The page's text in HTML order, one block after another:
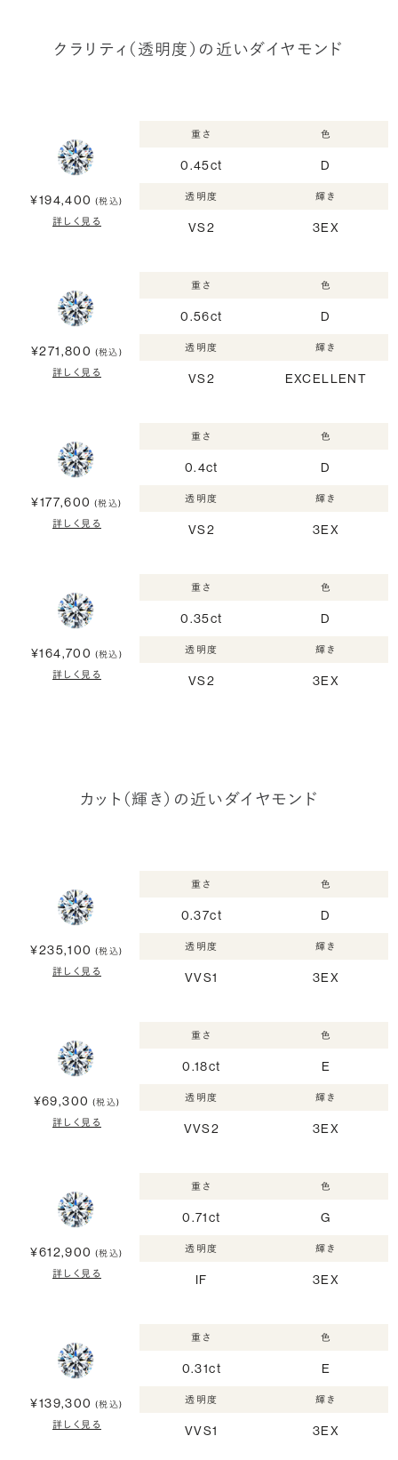
クラリティ（透明度）の近いダイヤモンド
¥194,400 (税込)
詳しく見る
重さ
0.45ct
色
D
透明度
VS2
輝き
3EX
¥271,800 (税込)
詳しく見る
重さ
0.56ct
色
D
透明度
VS2
輝き
EXCELLENT
¥177,600 (税込)
詳しく見る
重さ
0.4ct
色
D
透明度
VS2
輝き
3EX
¥164,700 (税込)
詳しく見る
重さ
0.35ct
色
D
透明度
VS2
輝き
3EX
カット（輝き）の近いダイヤモンド
¥235,100 (税込)
詳しく見る
重さ
0.37ct
色
D
透明度
VVS1
輝き
3EX
¥69,300 (税込)
詳しく見る
重さ
0.18ct
色
E
透明度
VVS2
輝き
3EX
¥612,900 (税込)
詳しく見る
重さ
0.71ct
色
G
透明度
IF
輝き
3EX
¥139,300 (税込)
詳しく見る
重さ
0.31ct
色
E
透明度
VVS1
輝き
3EX